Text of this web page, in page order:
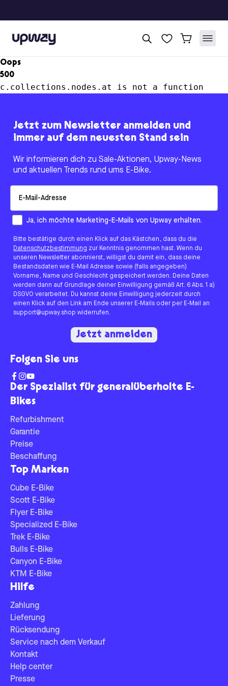
Upway
Oops
500
c.collections.nodes.at is not a function
Der Spezialist für generalüberholte E-
Bikes
Refurbishment
Garantie
Preise
Beschaffung
Top Marken
Cube E-Bike
Scott E-Bike
Flyer E-Bike
Specialized E-Bike
Trek E-Bike
Bulls E-Bike
Canyon E-Bike
KTM E-Bike
Hilfe
Zahlung
Lieferung
Rücksendung
Service nach dem Verkauf
Kontakt
Help center
Presse
Jetzt zum Newsletter anmelden und
immer auf dem neuesten Stand sein
Wir informieren dich zu Sale-Aktionen, Upway-News
und aktuellen Trends rund ums E-Bike.
How would you like to hear from us?
Ja, ich möchte Marketing-E-Mails von Upway erhalten.
Bitte bestätige durch einen Klick auf das Kästchen, dass du die
Datenschutzbestimmung zur Kenntnis genommen hast. Wenn du
unseren Newsletter abonnierst, willigst du damit ein, dass deine
Bestandsdaten wie E-Mail Adresse sowie (falls angegeben)
Vorname, Name und Geschlecht gespeichert werden. Deine Daten
werden dann auf Grundlage deiner Einwilligung gemäß Art. 6 Abs. 1 a)
DSGVO verarbeitet. Du kannst deine Einwilligung jederzeit durch
einen Klick auf den Link am Ende unserer E-Mails oder per E-Mail an
support@upway.shop widerrufen.
Jetzt anmelden
Folgen Sie uns